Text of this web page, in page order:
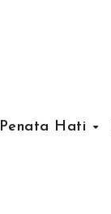
Penata Hati